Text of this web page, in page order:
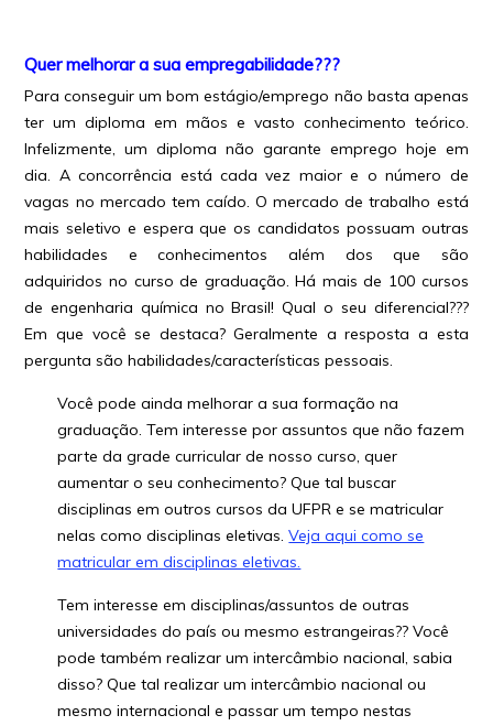
Quer melhorar a sua empregabilidade???
Para conseguir um bom estágio/emprego não basta apenas
ter um diploma em mãos e vasto conhecimento teórico.
Infelizmente, um diploma não garante emprego hoje em
dia. A concorrência está cada vez maior e o número de
vagas no mercado tem caído. O mercado de trabalho está
mais seletivo e espera que os candidatos possuam outras
habilidades e conhecimentos além dos que são
adquiridos no curso de graduação. Há mais de 100 cursos
de engenharia química no Brasil! Qual o seu diferencial???
Em que você se destaca? Geralmente a resposta a esta
pergunta são habilidades/características pessoais.
Você pode ainda melhorar a sua formação na
graduação. Tem interesse por assuntos que não fazem
parte da grade curricular de nosso curso, quer
aumentar o seu conhecimento? Que tal buscar
disciplinas em outros cursos da UFPR e se matricular
nelas como disciplinas eletivas.Veja aqui como se
matricular em disciplinas eletivas.
Tem interesse em disciplinas/assuntos de outras
universidades do país ou mesmo estrangeiras?? Você
pode também realizar um intercâmbio nacional, sabia
disso? Que tal realizar um intercâmbio nacional ou
mesmo internacional e passar um tempo nestas